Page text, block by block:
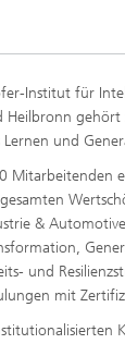
Institut für
Heilbronn
Lernen und
Mitarbeitenden
&
und
mit